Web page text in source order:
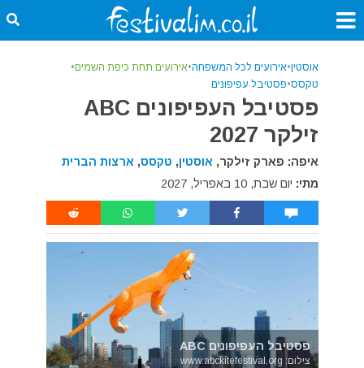
אוסטין•אירועים לכל המשפחה•אירועים תחת כיפת השמים•
טקסס•פסטיבל עפיפונים
פסטיבל העפיפונים ABC
זילקר 2027
איפה: פארק זילקר, אוסטין, טקסס, ארצות הברית
מתי: יום שבת, 10 באפריל, 2027
פסטיבל העפיפונים ABC
צילום: www.abckitefestival.org